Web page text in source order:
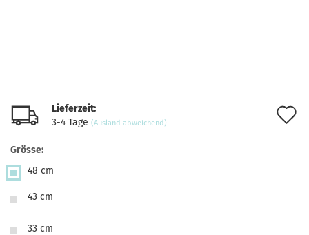
Lieferzeit:
3-4 Tage (Ausland abweichend)
Grösse:
48 cm
43 cm
33 cm